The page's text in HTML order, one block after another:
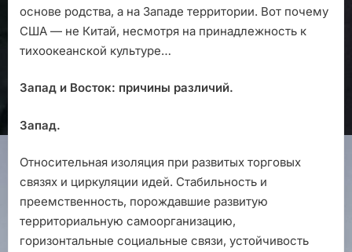
основе родства, а на Западе территории. Вот почему
США — не Китай, несмотря на принадлежность к
тихоокеанской культуре…
Запад и Восток: причины различий.
Запад.
Относительная изоляция при развитых торговых
связях и циркуляции идей. Стабильность и
преемственность, порождавшие развитую
территориальную самоорганизацию,
горизонтальные социальные связи, устойчивость